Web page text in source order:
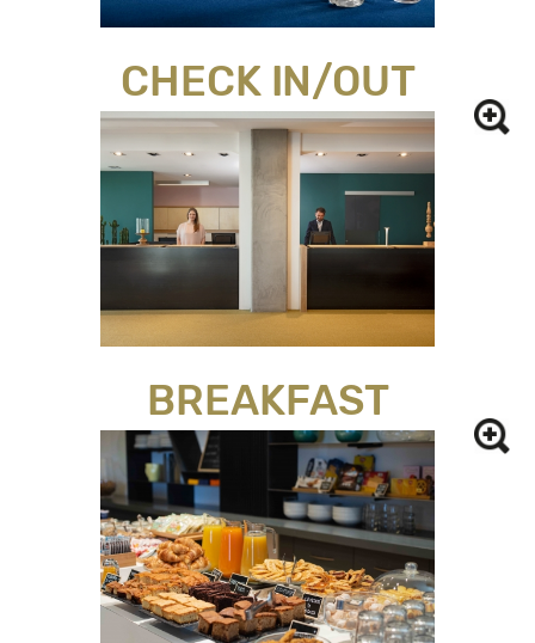
CHECK IN/OUT
BREAKFAST